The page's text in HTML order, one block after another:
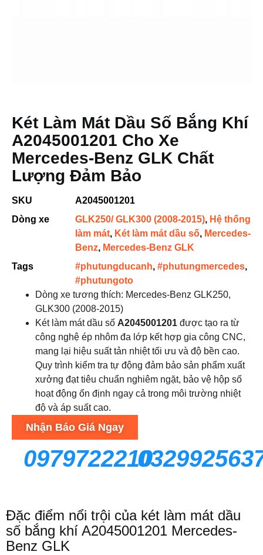
Két Làm Mát Dầu Số Bắng Khí
A2045001201 Cho Xe
Mercedes-Benz GLK Chất
Lượng Đảm Bảo
SKU
A2045001201
Dòng xe
GLK250/ GLK300 (2008-2015), Hệ thống
làm mát, Két làm mát dầu số, Mercedes-
Benz, Mercedes-Benz GLK
Tags
#phutungducanh, #phutungmercedes,
#phutungoto
Dòng xe tương thích: Mercedes-Benz GLK250,
GLK300 (2008-2015)
Két làm mát dầu số A2045001201 được tạo ra từ
công nghệ ép nhôm đa lớp kết hợp gia công CNC,
mang lại hiệu suất tản nhiệt tối ưu và độ bền cao.
Quy trình kiểm tra tự động đảm bảo sản phẩm xuất
xưởng đạt tiêu chuẩn nghiêm ngặt, bảo vệ hộp số
hoạt động ổn định ngay cả trong môi trường nhiệt
độ và áp suất cao.
Nhận Báo Giá Ngay
0979722210
Đặc điểm nổi trội của két làm mát dầu
số bắng khí A2045001201 Mercedes-
Benz GLK